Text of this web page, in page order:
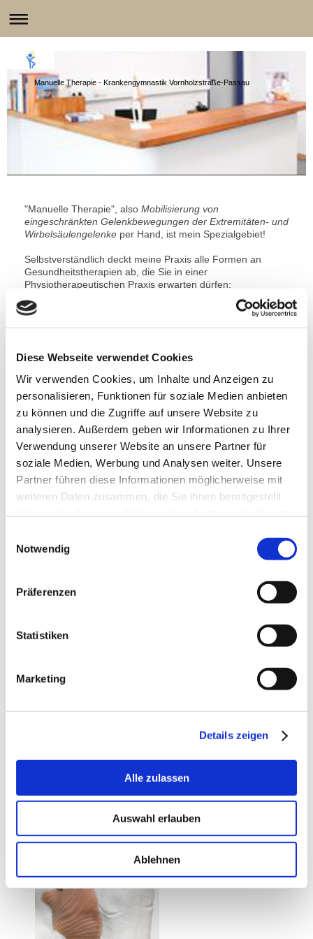
Diese Webseite verwendet Cookies
Wir verwenden Cookies, um Inhalte und Anzeigen zu
personalisieren, Funktionen für soziale Medien anbieten
zu können und die Zugriffe auf unsere Website zu
analysieren. Außerdem geben wir Informationen zu Ihrer
Verwendung unserer Website an unsere Partner für
soziale Medien, Werbung und Analysen weiter. Unsere
Partner führen diese Informationen möglicherweise mit
weiteren Daten zusammen, die Sie ihnen bereitgestellt
Notwendig
Präferenzen
Statistiken
Marketing
Details zeigen
Alle zulassen
Auswahl erlauben
Ablehnen
Manuelle Therapie - Krankengymnastik Vornholzstraße-Passau
"Manuelle Therapie", also Mobilisierung von
eingeschränkten Gelenkbewegungen der Extremitäten- und
Wirbelsäulengelenke per Hand, ist mein Spezialgebiet!
Selbstverständlich deckt meine Praxis alle Formen an
Gesundheitstherapien ab, die Sie in einer
Physiotherapeutischen Praxis erwarten dürfen:
- Manuelle Therapie bei Craniomandibulärer Dysfunktion
- Stabilisationstraining für Wirbelsäule
und Extemitätengelenke
- spezielle manuelle
Detonisierungstechniken schmerzhafter
Muskelketten
- Manuelle Lymphdrainage
- Klassische Massage mit Fangoanwendung